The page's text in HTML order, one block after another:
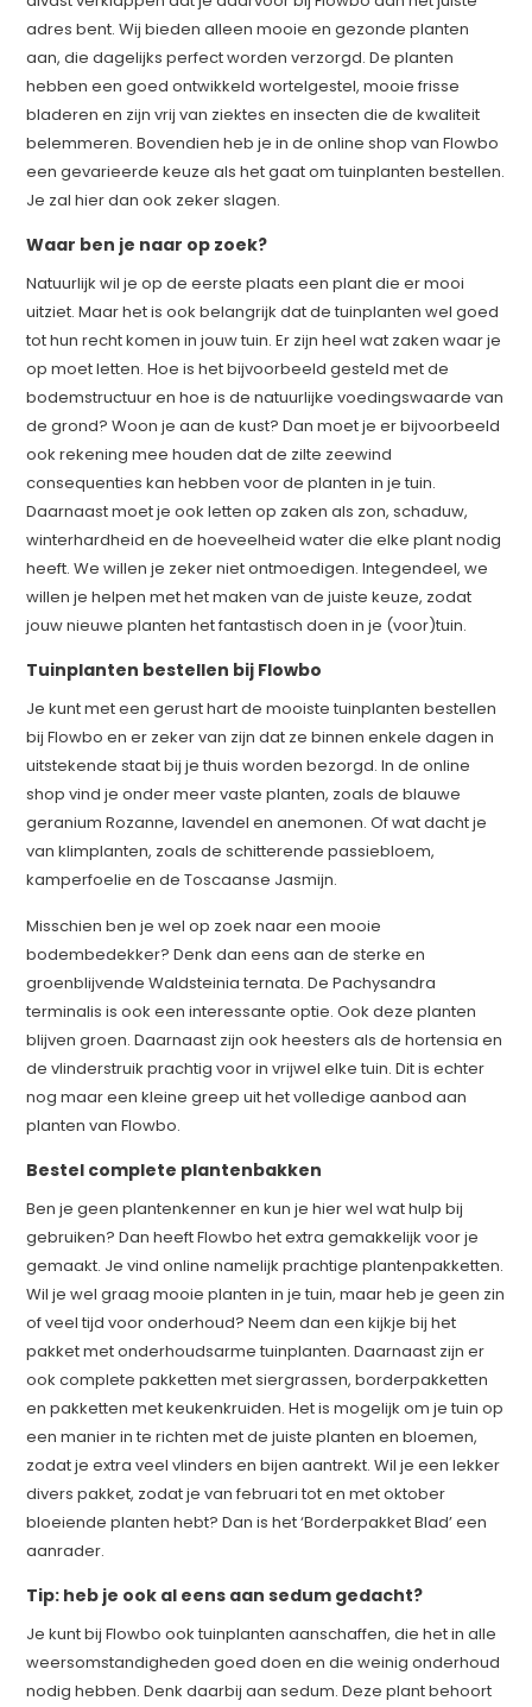
adres bent. Wij bieden alleen mooie en gezonde planten
aan, die dagelijks perfect worden verzorgd. De planten
hebben een goed ontwikkeld wortelgestel, mooie frisse
bladeren en zijn vrij van ziektes en insecten die de kwaliteit
belemmeren. Bovendien heb je in de online shop van Flowbo
een gevarieerde keuze als het gaat om tuinplanten bestellen.
Je zal hier dan ook zeker slagen.
Waar ben je naar op zoek?
Natuurlijk wil je op de eerste plaats een plant die er mooi
uitziet. Maar het is ook belangrijk dat de tuinplanten wel goed
tot hun recht komen in jouw tuin. Er zijn heel wat zaken waar je
op moet letten. Hoe is het bijvoorbeeld gesteld met de
bodemstructuur en hoe is de natuurlijke voedingswaarde van
de grond? Woon je aan de kust? Dan moet je er bijvoorbeeld
ook rekening mee houden dat de zilte zeewind
consequenties kan hebben voor de planten in je tuin.
Daarnaast moet je ook letten op zaken als zon, schaduw,
winterhardheid en de hoeveelheid water die elke plant nodig
heeft. We willen je zeker niet ontmoedigen. Integendeel, we
willen je helpen met het maken van de juiste keuze, zodat
jouw nieuwe planten het fantastisch doen in je (voor)tuin.
Tuinplanten bestellen bij Flowbo
Je kunt met een gerust hart de mooiste tuinplanten bestellen
bij Flowbo en er zeker van zijn dat ze binnen enkele dagen in
uitstekende staat bij je thuis worden bezorgd. In de online
shop vind je onder meer vaste planten, zoals de blauwe
geranium Rozanne, lavendel en anemonen. Of wat dacht je
van klimplanten, zoals de schitterende passiebloem,
kamperfoelie en de Toscaanse Jasmijn.
Misschien ben je wel op zoek naar een mooie
bodembedekker? Denk dan eens aan de sterke en
groenblijvende Waldsteinia ternata. De Pachysandra
terminalis is ook een interessante optie. Ook deze planten
blijven groen. Daarnaast zijn ook heesters als de hortensia en
de vlinderstruik prachtig voor in vrijwel elke tuin. Dit is echter
nog maar een kleine greep uit het volledige aanbod aan
planten van Flowbo.
Bestel complete plantenbakken
Ben je geen plantenkenner en kun je hier wel wat hulp bij
gebruiken? Dan heeft Flowbo het extra gemakkelijk voor je
gemaakt. Je vind online namelijk prachtige plantenpakketten.
Wil je wel graag mooie planten in je tuin, maar heb je geen zin
of veel tijd voor onderhoud? Neem dan een kijkje bij het
pakket met onderhoudsarme tuinplanten. Daarnaast zijn er
ook complete pakketten met siergrassen, borderpakketten
en pakketten met keukenkruiden. Het is mogelijk om je tuin op
een manier in te richten met de juiste planten en bloemen,
zodat je extra veel vlinders en bijen aantrekt. Wil je een lekker
divers pakket, zodat je van februari tot en met oktober
bloeiende planten hebt? Dan is het ‘Borderpakket Blad’ een
aanrader.
Tip: heb je ook al eens aan sedum gedacht?
Je kunt bij Flowbo ook tuinplanten aanschaffen, die het in alle
weersomstandigheden goed doen en die weinig onderhoud
nodig hebben. Denk daarbij aan sedum. Deze plant behoort